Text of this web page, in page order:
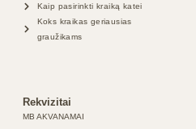
Kaip pasirinkti kraiką katei
Koks kraikas geriausias
graužikams
Rekvizitai
MB AKVANAMAI